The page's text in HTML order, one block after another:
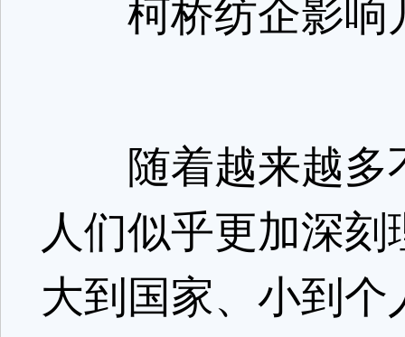
柯桥纺企影响
随着越来越多
人们似乎更加深刻
大到国家、小到